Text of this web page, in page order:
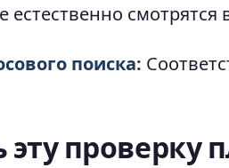
естественно
поиска:
эту проверку